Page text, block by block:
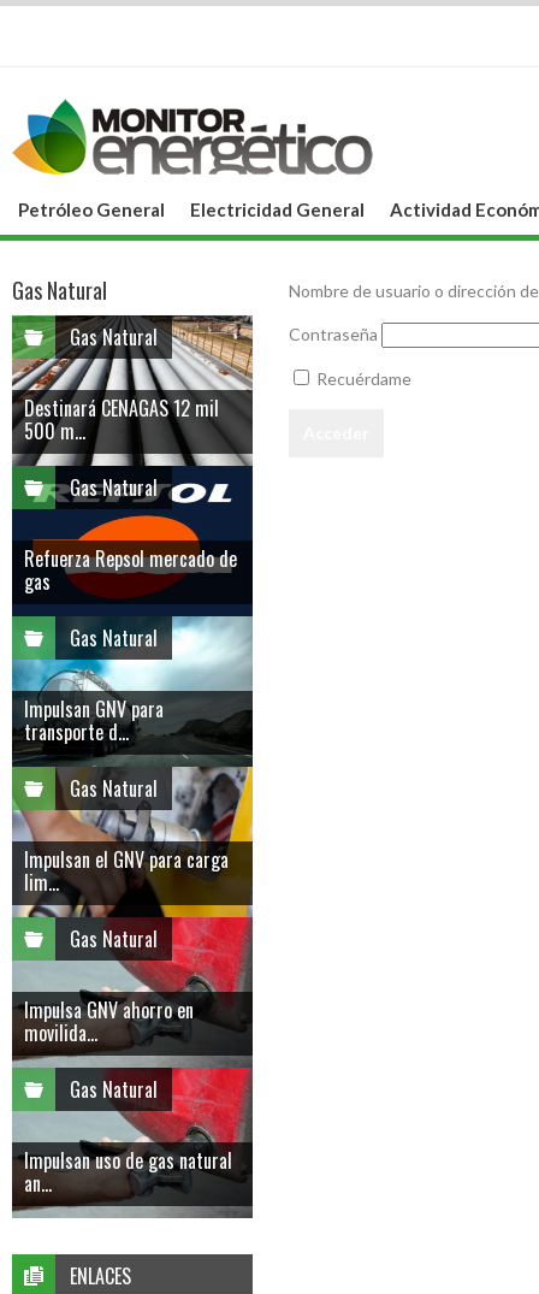
Petróleo General Electricidad General Actividad
Nombre de usuario o dirección
Contraseña
Recuérdame
Gas Natural
Gas Natural
Destinará CENAGAS 12 mil
500 m...
Gas Natural
Refuerza Repsol mercado de
gas
Gas Natural
Impulsan GNV para
transporte d...
Gas Natural
Impulsan el GNV para carga
lim...
Gas Natural
Impulsa GNV ahorro en
movilida...
Gas Natural
Impulsan uso de gas natural
an...
ENLACES